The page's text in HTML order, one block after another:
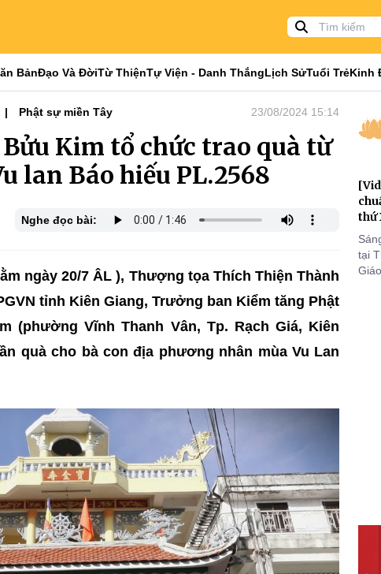
BảnĐạo Và ĐờiTừ ThiệnTự Viện - Danh ThắngLịch SửTuổi TrẻKinh
Phật sự miền Tây 23/08/2024 15:14
Kim tổ chức trao quà từ
lan Báo hiếu PL.2568
Nghe đọc bài:
ngày 20/7 ÂL ), Thượng tọa Thích Thiện Thành
tỉnh Kiên Giang, Trưởng ban Kiểm tăng Phật
(phường Vĩnh Thanh Vân, Tp. Rạch Giá, Kiên
quà cho bà con địa phương nhân mùa Vu Lan
thứ
tại